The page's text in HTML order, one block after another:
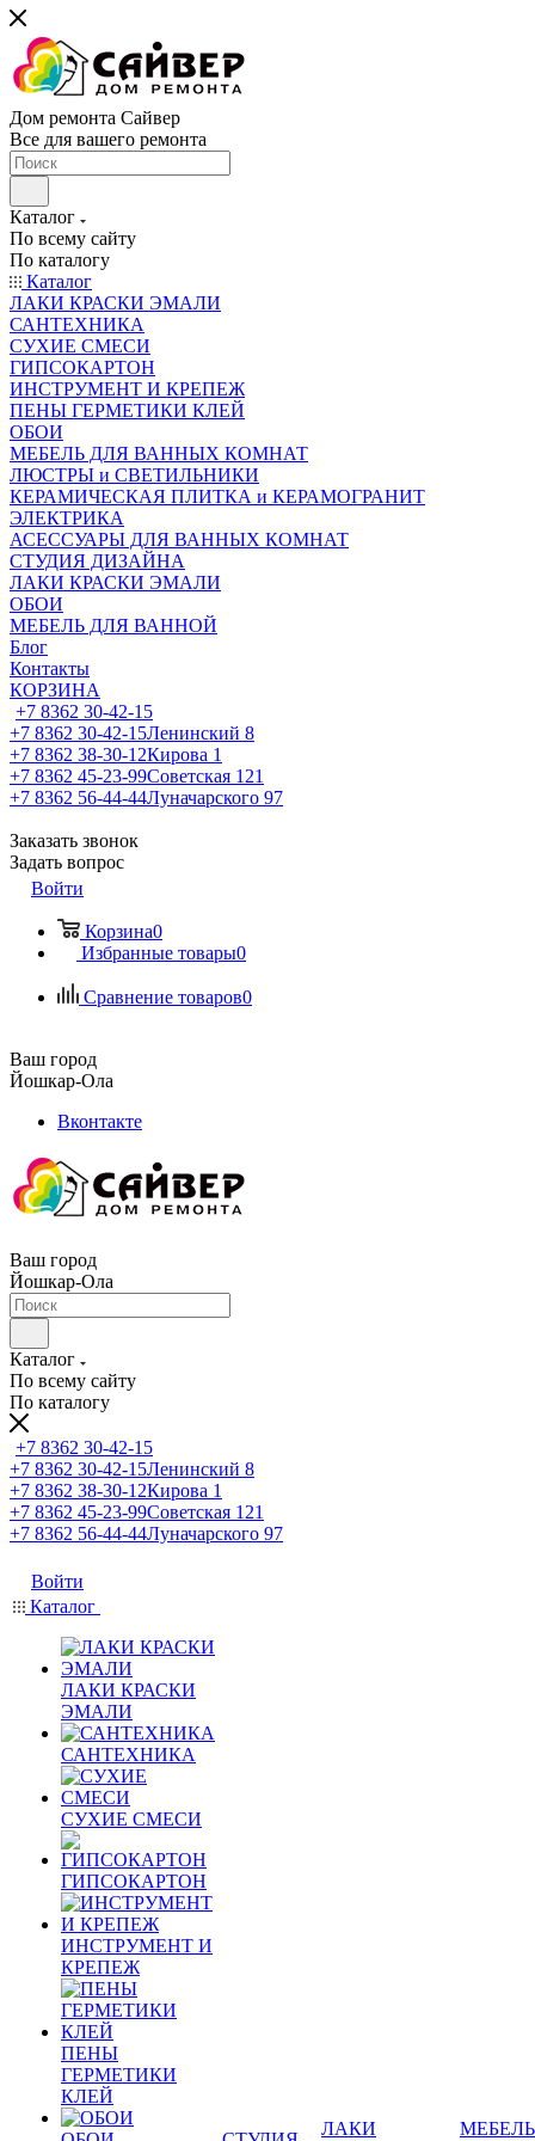
Дом ремонта Сайвер
Все для вашего ремонта
Каталог
По всему сайту
По каталогу
Каталог
ЛАКИ КРАСКИ ЭМАЛИ
САНТЕХНИКА
СУХИЕ СМЕСИ
ГИПСОКАРТОН
ИНСТРУМЕНТ И КРЕПЕЖ
ПЕНЫ ГЕРМЕТИКИ КЛЕЙ
ОБОИ
МЕБЕЛЬ ДЛЯ ВАННЫХ КОМНАТ
ЛЮСТРЫ и СВЕТИЛЬНИКИ
КЕРАМИЧЕСКАЯ ПЛИТКА и КЕРАМОГРАНИТ
ЭЛЕКТРИКА
АСЕССУАРЫ ДЛЯ ВАННЫХ КОМНАТ
СТУДИЯ ДИЗАЙНА
ЛАКИ КРАСКИ ЭМАЛИ
ОБОИ
МЕБЕЛЬ ДЛЯ ВАННОЙ
Блог
Контакты
КОРЗИНА
+7 8362 30-42-15
+7 8362 30-42-15Ленинский 8
+7 8362 38-30-12Кирова 1
+7 8362 45-23-99Советская 121
+7 8362 56-44-44Луначарского 97
Заказать звонок
Задать вопрос
Войти
Корзина0
Избранные товары0
Сравнение товаров0
Ваш город
Йошкар-Ола
Вконтакте
Ваш город
Йошкар-Ола
Каталог
По всему сайту
По каталогу
+7 8362 30-42-15
+7 8362 30-42-15Ленинский 8
+7 8362 38-30-12Кирова 1
+7 8362 45-23-99Советская 121
+7 8362 56-44-44Луначарского 97
Войти
Каталог
ЛАКИ КРАСКИ
ЭМАЛИ
САНТЕХНИКА
СУХИЕ СМЕСИ
ГИПСОКАРТОН
ИНСТРУМЕНТ И
КРЕПЕЖ
ПЕНЫ
ГЕРМЕТИКИ
КЛЕЙ
ЛАКИ
МЕБЕЛЬ